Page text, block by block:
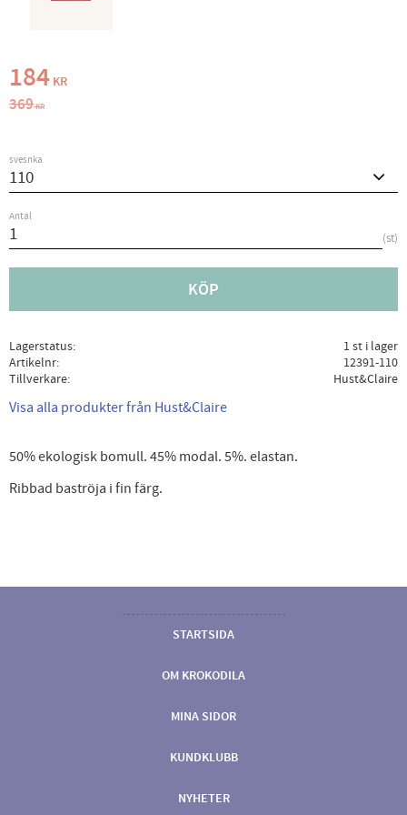
Nedsatt pris:
184 KR
Ordinarie pris:
369KR
svesnka
Antal
st
KÖP
Lagerstatus
1 st i lager
Artikelnr
12391-110
Tillverkare
Hust&Claire
Visa alla produkter från Hust&Claire
50% ekologisk bomull. 45% modal. 5%. elastan.
Ribbad baströja i fin färg.
STARTSIDA
OM KROKODILA
MINA SIDOR
KUNDKLUBB
NYHETER